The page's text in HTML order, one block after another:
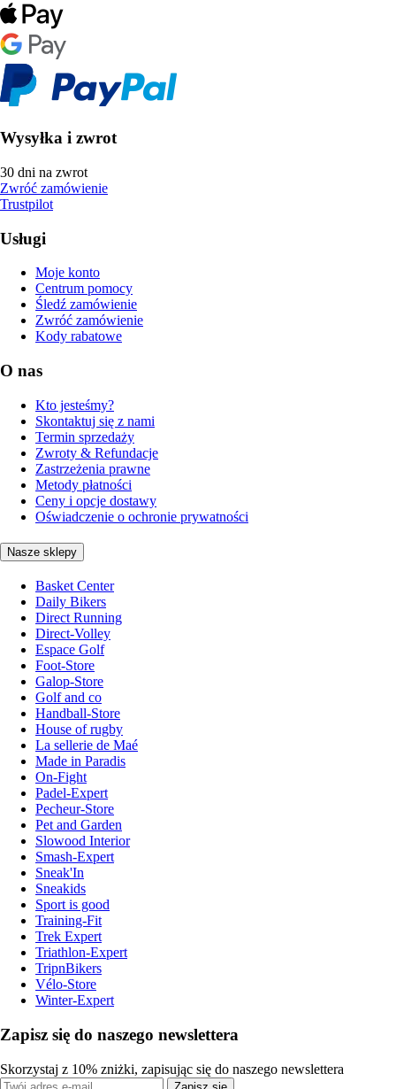
Wysyłka i zwrot
30 dni na zwrot
Zwróć zamówienie
Trustpilot
Usługi
Moje konto
Centrum pomocy
Śledź zamówienie
Zwróć zamówienie
Kody rabatowe
O nas
Kto jesteśmy?
Skontaktuj się z nami
Termin sprzedaży
Zwroty & Refundacje
Zastrzeżenia prawne
Metody płatności
Ceny i opcje dostawy
Oświadczenie o ochronie prywatności
Nasze sklepy
Basket Center
Daily Bikers
Direct Running
Direct-Volley
Espace Golf
Foot-Store
Galop-Store
Golf and co
Handball-Store
House of rugby
La sellerie de Maé
Made in Paradis
On-Fight
Padel-Expert
Pecheur-Store
Pet and Garden
Slowood Interior
Smash-Expert
Sneak'In
Sneakids
Sport is good
Training-Fit
Trek Expert
Triathlon-Expert
TripnBikers
Vélo-Store
Winter-Expert
Zapisz się do naszego newslettera
Skorzystaj z 10% zniżki, zapisując się do naszego newslettera